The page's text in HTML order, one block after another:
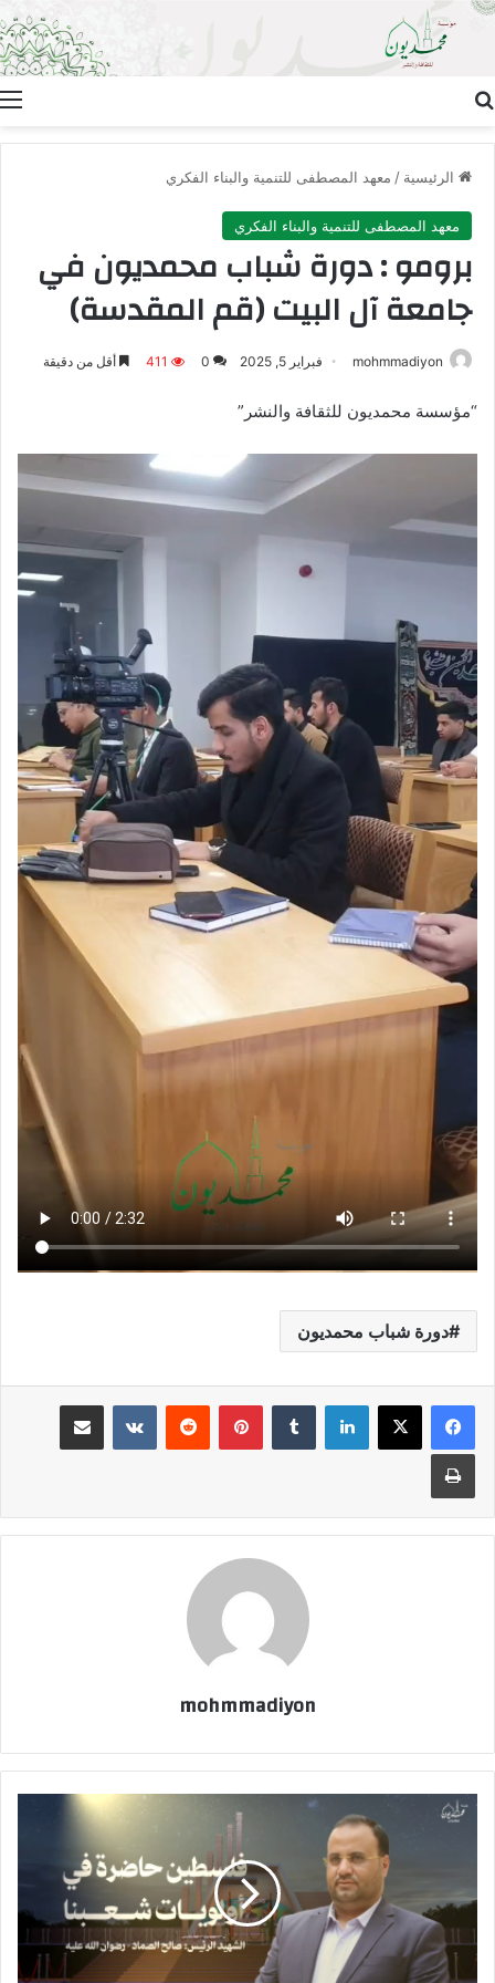
الرئيسية / معهد المصطفى للتنمية والبناء الفكري
معهد المصطفى للتنمية والبناء الفكري
برومو : دورة شباب محمديون في
جامعة آل البيت (قم المقدسة)
mohmmadiyon فبراير 5, 2025 0
411 أقل من دقيقة
“مؤسسة محمديون للثقافة والنشر”
دورة شباب محمديون
لينكدإن بينتيريست مشاركة عبر البريد
طباعة
mohmmadiyon